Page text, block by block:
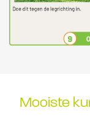
Mooiste